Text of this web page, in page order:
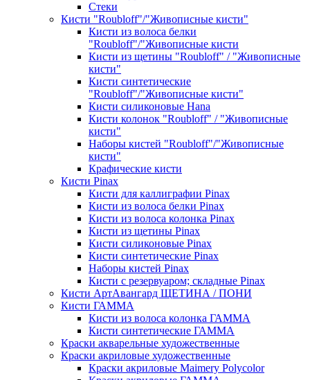
Стеки
Кисти "Roubloff"/"Живописные кисти"
Кисти из волоса белки
"Roubloff"/"Живописные кисти
Кисти из щетины "Roubloff" / "Живописные
кисти"
Кисти синтетические
"Roubloff"/"Живописные кисти"
Кисти силиконовые Hana
Кисти колонок "Roubloff" / "Живописные
кисти"
Наборы кистей "Roubloff"/"Живописные
кисти"
Крафические кисти
Кисти Pinax
Кисти для каллиграфии Pinax
Кисти из волоса белки Pinax
Кисти из волоса колонка Pinax
Кисти из щетины Pinax
Кисти силиконовые Pinax
Кисти синтетические Pinax
Наборы кистей Pinax
Кисти с резервуаром; складные Pinax
Кисти АртАвангард ЩЕТИНА / ПОНИ
Кисти ГАММА
Кисти из волоса колонка ГАММА
Кисти синтетические ГАММА
Краски акварельные художественные
Краски акриловые художественные
Краски акриловые Maimery Polycolor